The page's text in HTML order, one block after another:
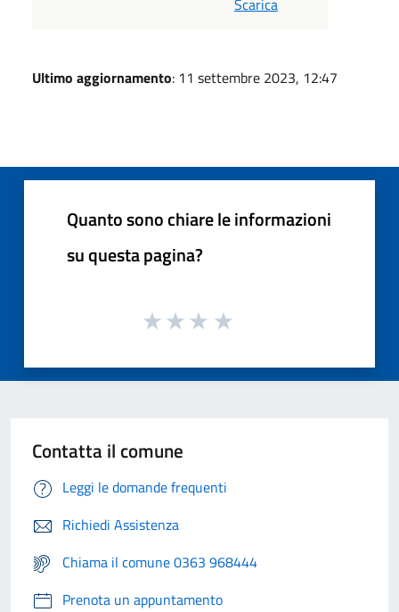
Ultimo aggiornamento: 11 settembre 2023, 12:47
Quanto sono chiare le informazioni
su questa pagina?
Contatta il comune
Leggi le domande frequenti
Richiedi Assistenza
Chiama il comune 0363 968444
Prenota un appuntamento